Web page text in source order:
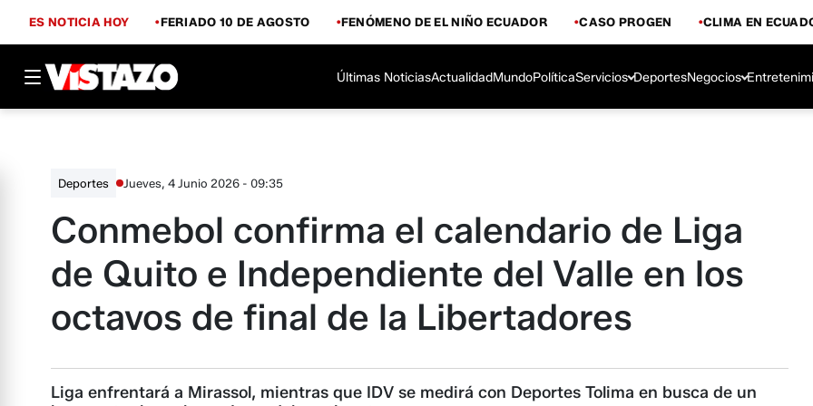
ES NOTICIA HOY FERIADO 10 DE AGOSTO FENÓMENO DE EL NIÑO ECUADOR CASO PROGEN CLIMA EN
Últimas NoticiasActualidadMundoPolíticaServicios DeportesNegocios
Deportes Jueves, 4 Junio 2026 - 09:35
Conmebol confirma el calendario de Liga
de Quito e Independiente del Valle en los
octavos de final de la Libertadores
Liga enfrentará a Mirassol, mientras que IDV se medirá con Deportes Tolima en busca de un